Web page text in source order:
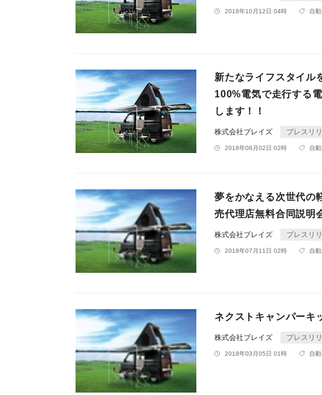
2018年10月12日 04時 自
新たなライフスタイル
100%電気で走行する
します！！
株式会社ブレイズ プレスリ
2018年08月02日 02時 自
夢をかなえる次世代の
売代理店無料合同説明
株式会社ブレイズ プレスリ
2018年07月11日 02時 自
ネクストキャンパーキ
株式会社ブレイズ プレスリ
2018年03月05日 01時 自